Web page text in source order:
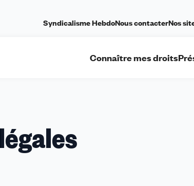
Syndicalisme HebdoNous contacterNos
Connaître mes droits